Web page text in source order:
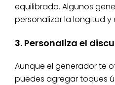
equilibrado. Algunos
personalizar la longitud y
3. Personaliza el
Aunque el generador te
puedes agregar toques